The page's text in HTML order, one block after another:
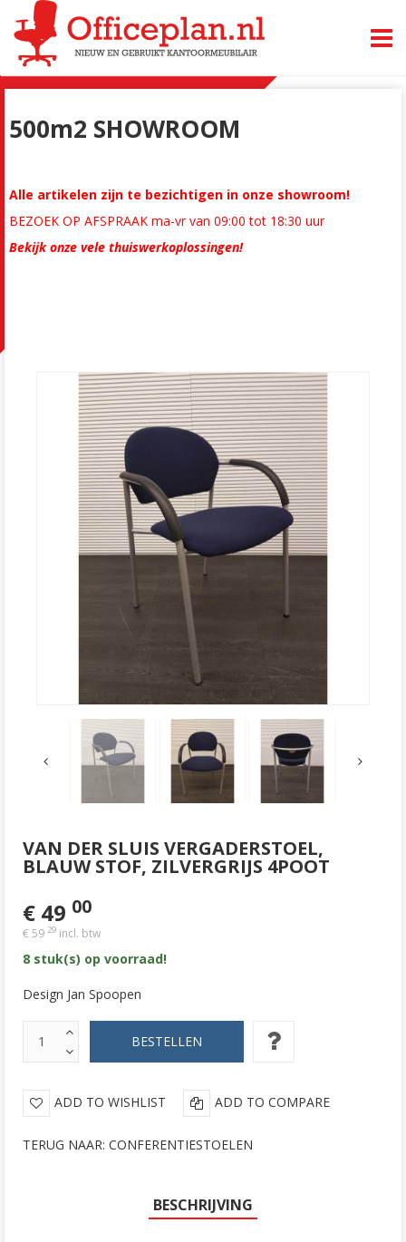
500m2 SHOWROOM
Alle artikelen zijn te bezichtigen in onze showroom!
BEZOEK OP AFSPRAAK ma-vr van 09:00 tot 18:30 uur
Bekijk onze vele thuiswerkoplossingen!
VAN DER SLUIS VERGADERSTOEL,
BLAUW STOF, ZILVERGRIJS 4POOT
€ 49 00
€ 59 29incl. btw
8 stuk(s) op voorraad!
Design Jan Spoopen
ADD TO WISHLIST ADD TO COMPARE
TERUG NAAR: CONFERENTIESTOELEN
BESCHRIJVING